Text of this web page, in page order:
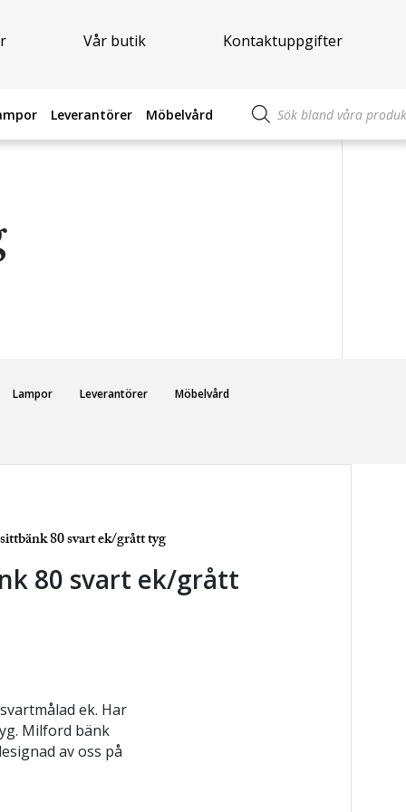
Vår butik Kontaktuppgifter
Leverantörer Möbelvård
Produktsökning
Lampor Leverantörer Möbelvård
80 svart ek/grått tyg
80 svart ek/grått
ek. Har
Milford bänk
av oss på